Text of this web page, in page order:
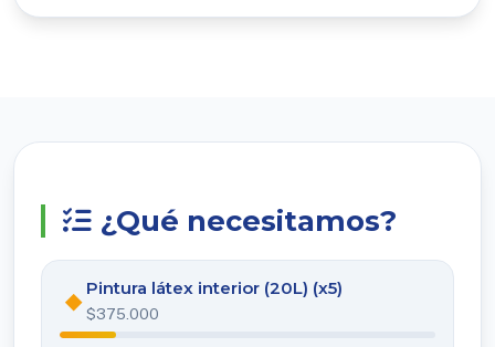
¿Qué necesitamos?
◆ Pintura látex interior (20L) (x5)
$375.000